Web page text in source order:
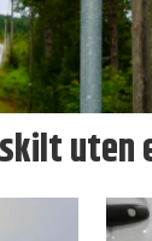
uten